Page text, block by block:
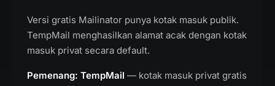
Versi gratis Mailinator punya kotak masuk publik.
TempMail menghasilkan alamat acak dengan kotak
masuk privat secara default.
Pemenang: TempMail — kotak masuk privat gratis